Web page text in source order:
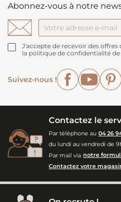
Abonnez-vous à notre
J'accepte de recevoir des
la politique de confidentialité
Suivez-nous !
Facebook
Contactez le
Par téléphone au 04 26
du lundi au vendredi de
Par mail via notre
Contactez votre